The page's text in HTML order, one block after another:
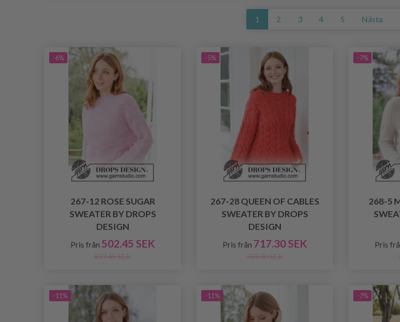
1 2 3 4 5 Nästa
-6%
267-12 ROSE SUGAR
SWEATER BY DROPS
DESIGN
Pris från 502.45 SEK
537.45 SEK
-5%
267-28 QUEEN OF CABLES
SWEATER BY DROPS
DESIGN
Pris från 717.30 SEK
759.30 SEK
-7%
268-5
Pris
-11% -11% -7%